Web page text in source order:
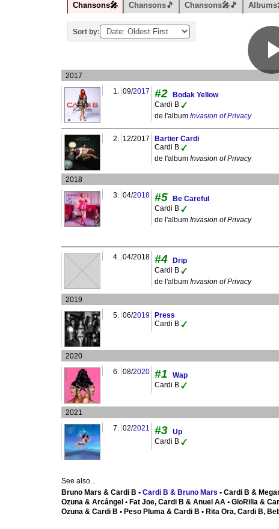
Chansons🎤 Chansons🎵 Chansons🎤🎵
Sort by:
2017
1. 09/2017 #2
Bodak Yellow
Cardi B
de l'album Invasion of Privacy
2. 12/2017
Bartier Cardi
Cardi B
de l'album Invasion of Privacy
2018
3. 04/2018 #5
Be Careful
Cardi B
de l'album Invasion of Privacy
4. 04/2018 #4
Drip
Cardi B
de l'album Invasion of Privacy
2019
5. 06/2019
Press
Cardi B
2020
6. 08/2020 #1
Wap
Cardi B
2021
7. 02/2021 #3 Up
Cardi B
See also...
Bruno Mars & Cardi B • Cardi B & Bruno Mars • Cardi B &
Ozuna & Arcángel • Fat Joe, Cardi B & Anuel AA • GloRilla &
Ozuna & Cardi B • Peso Pluma & Cardi B • Rita Ora, Cardi B,